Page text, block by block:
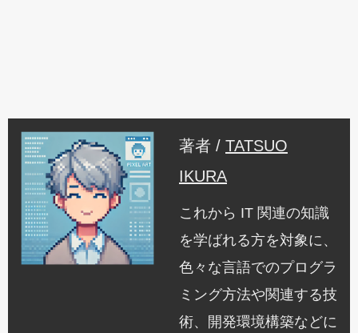
著者 / TATSUO
IKURA
これから IT 関連の知識
を学ばれる方を対象に、
色々な言語でのプログラ
ミング方法や関連する技
術、開発環境構築などに